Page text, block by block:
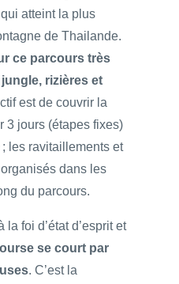
atteint la plus
de Thailande.
ce parcours très
rizières et
est de couvrir la
3 jours (étapes fixes)
les ravitaillements et
dans les
du parcours.
foi d’état d’esprit et
se court par
. C’est la